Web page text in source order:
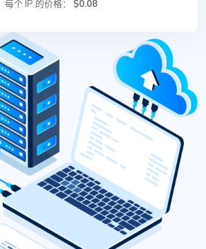
每个 IP 的价格： $0.08